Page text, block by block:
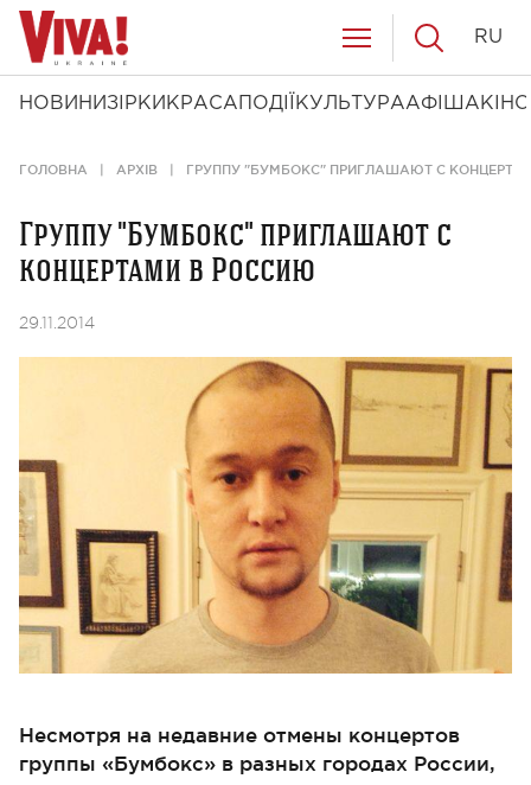
НОВИНИ ЗІРКИ КРАСА ПОДІЇ КУЛЬТУРААФІША КІНО
RU
ГОЛОВНА АРХІВ ГРУППУ "БУМБОКС" ПРИГЛАШАЮТ С
Группу "Бумбокс" приглашают с
концертами в Россию
29.11.2014
Несмотря на недавние отмены концертов
группы «Бумбокс» в разных городах России,